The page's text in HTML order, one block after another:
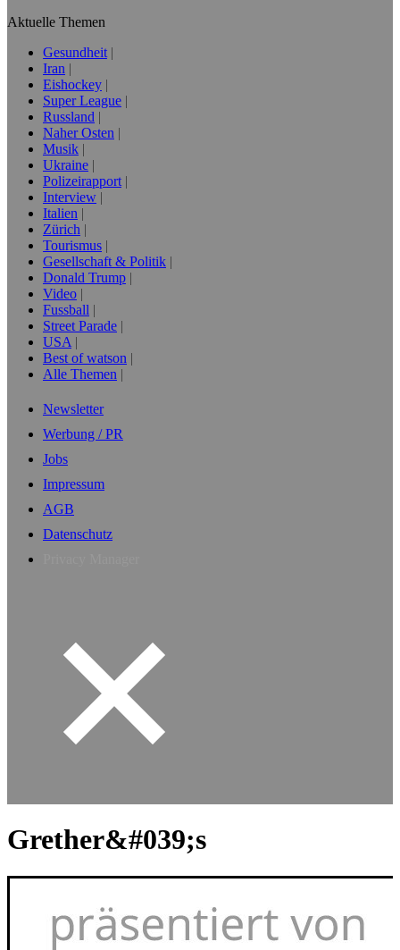
Aktuelle Themen
Gesundheit
Iran
Eishockey
Super League
Russland
Naher Osten
Musik
Ukraine
Polizeirapport
Interview
Italien
Zürich
Tourismus
Gesellschaft & Politik
Donald Trump
Video
Fussball
Street Parade
USA
Best of watson
Alle Themen
Newsletter
Werbung / PR
Jobs
Impressum
AGB
Datenschutz
Grether&#039;s